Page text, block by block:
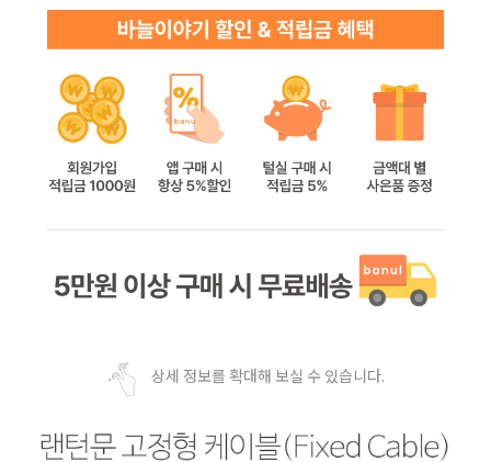
상세 정보를 확대해 보실 수 있습니다.